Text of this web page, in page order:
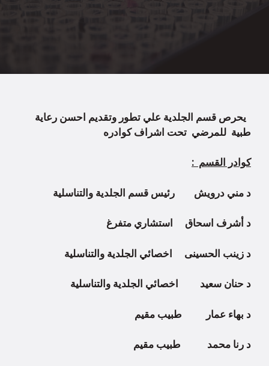
يحرص قسم الجلدية علي تطور وتقديم احسن رعاية
طبية للمرضي تحت اشراف كوادره
كوادر القسم :
د مني درويش رئيس قسم الجلدية والتناسلية
د أشرف اسحاق استشاري متفرغ
د زينب الحسينى اخصائي الجلدية والتناسلية
د حنان سعيد اخصائي الجلدية والتناسلية
د بهاء عمار طبيب مقيم
د رنا محمد طبيب مقيم